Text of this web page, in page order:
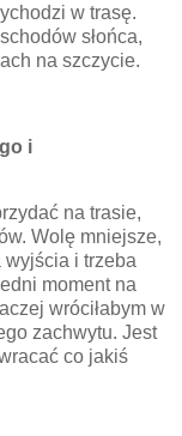
w trasę.
słońca,
na szczycie.
i
na trasie,
Wolę mniejsze,
wyjścia i trzeba
moment na
wróciłabym w
zachwytu. Jest
co jakiś